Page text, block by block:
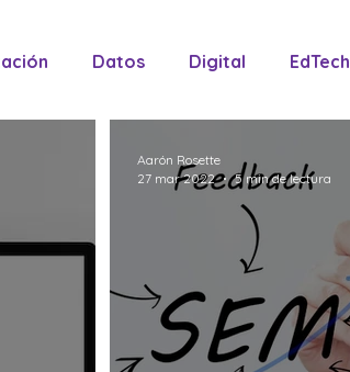
Datos Digital EdTech
Aarón Rosette
27 mar 2022
5 min de lectura